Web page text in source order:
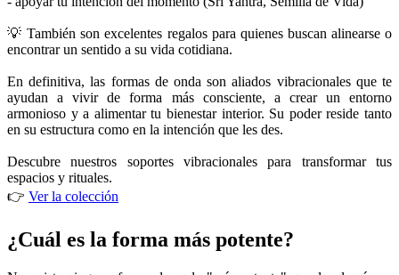
💡 También son excelentes regalos para quienes buscan alinearse o
encontrar un sentido a su vida cotidiana.
En definitiva, las formas de onda son aliados vibracionales que te
ayudan a vivir de forma más consciente, a crear un entorno
armonioso y a alimentar tu bienestar interior. Su poder reside tanto
en su estructura como en la intención que les des.
Descubre nuestros soportes vibracionales para transformar tus
espacios y rituales.
👉 Ver la colección
¿Cuál es la forma más potente?